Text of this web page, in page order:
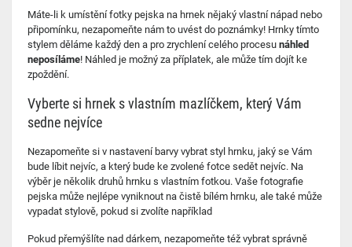
Máte-li k umístění fotky pejska na hrnek nějaký vlastní nápad nebo
připomínku, nezapomeňte nám to uvést do poznámky! Hrnky tímto
stylem děláme každý den a pro zrychlení celého procesu náhled
neposíláme! Náhled je možný za příplatek, ale může tím dojít ke
zpoždění.
Vyberte si hrnek s vlastním mazlíčkem, který Vám
sedne nejvíce
Nezapomeňte si v nastavení barvy vybrat styl hrnku, jaký se Vám
bude líbit nejvíc, a který bude ke zvolené fotce sedět nejvíc. Na
výběr je několik druhů hrnku s vlastním fotkou. Vaše fotografie
pejska může nejlépe vyniknout na čistě bílém hrnku, ale také může
vypadat stylově, pokud si zvolíte například
Pokud přemýšlíte nad dárkem, nezapomeňte též vybrat správně